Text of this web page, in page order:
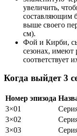
увеличить,
составляющим
выше своего
см).
Фой и Кирби,
сезонах, имеют
соответствует
Когда выйдет 3
Номер эпизода
3×01
3×02
3×03